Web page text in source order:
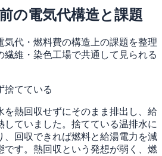
の電気代構造と課題
気代・燃料費の構造上の課題を整理
繊維・染色工場で共通して見られる
捨てている
を熱回収せずにそのまま排出し、給
していました。捨てている温排水に
、回収できれば燃料と給湯電力を減
です。熱回収という発想が弱く、燃